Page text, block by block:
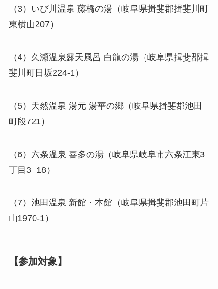
（3）いび川温泉 藤橋の湯（岐阜県揖斐郡揖斐川町
東横山207）
（4）久瀬温泉露天風呂 白龍の湯（岐阜県揖斐郡揖
斐川町日坂224-1）
（5）天然温泉 湯元 湯華の郷（岐阜県揖斐郡池田
町段721）
（6）六条温泉 喜多の湯（岐阜県岐阜市六条江東3
丁目3−18）
（7）池田温泉 新館・本館（岐阜県揖斐郡池田町片
山1970-1）
【参加対象】